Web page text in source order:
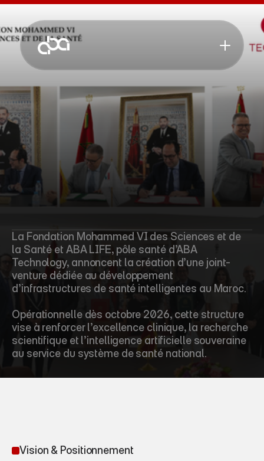
FM6SSetABALIFEbâtissentlasantéintellig
La Fondation Mohammed VI des Sciences et de
la Santé et ABA LIFE, pôle santé d’ABA
Technology, annoncent la création d’une joint-
venture dédiée au développement
d’infrastructures de santé intelligentes au Maroc.
Opérationnelle dès octobre 2026, cette structure
vise à renforcer l’excellence clinique, la recherche
scientifique et l’intelligence artificielle souveraine
au service du système de santé national.
Vision & Positionnement